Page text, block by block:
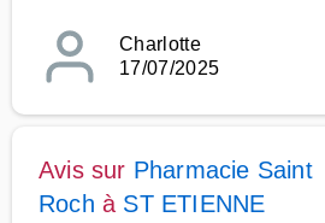
Charlotte
17/07/2025
Avis sur Pharmacie Saint
Roch à ST ETIENNE